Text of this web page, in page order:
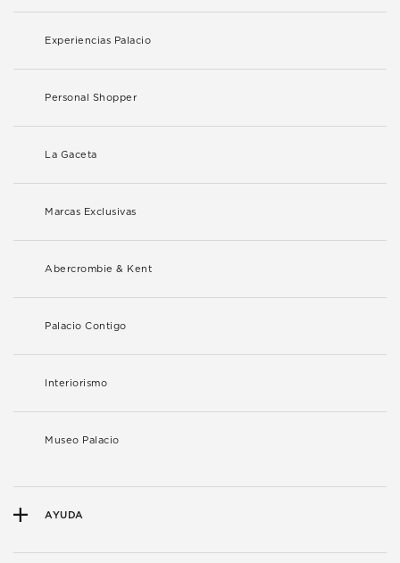
Experiencias Palacio
Personal Shopper
La Gaceta
Marcas Exclusivas
Abercrombie & Kent
Palacio Contigo
Interiorismo
Museo Palacio
AYUDA